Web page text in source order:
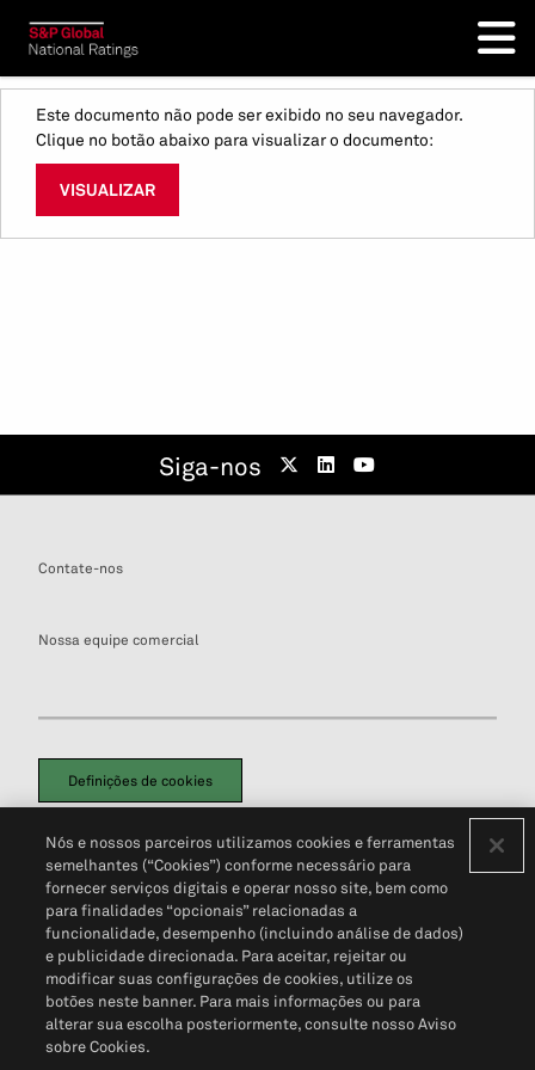
Este documento não pode ser exibido no seu navegador.
Clique no botão abaixo para visualizar o documento:
VISUALIZAR
Siga-nos
Contate-nos
Nossa equipe comercial
Definições de cookies
Política de PrivacidadePortal de privacidade do cliente (em inglês)
Não Venda Minhas Informações Pessoais© 2026 S&P Global
Nós e nossos parceiros utilizamos cookies e ferramentas
semelhantes (“Cookies”) conforme necessário para
fornecer serviços digitais e operar nosso site, bem como
para finalidades “opcionais” relacionadas a
funcionalidade, desempenho (incluindo análise de dados)
e publicidade direcionada. Para aceitar, rejeitar ou
modificar suas configurações de cookies, utilize os
botões neste banner. Para mais informações ou para
alterar sua escolha posteriormente, consulte nosso Aviso
sobre Cookies.